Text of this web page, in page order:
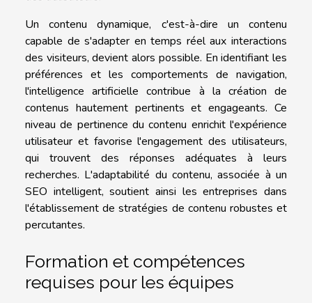
Un contenu dynamique, c'est-à-dire un contenu
capable de s'adapter en temps réel aux interactions
des visiteurs, devient alors possible. En identifiant les
préférences et les comportements de navigation,
l'intelligence artificielle contribue à la création de
contenus hautement pertinents et engageants. Ce
niveau de pertinence du contenu enrichit l'expérience
utilisateur et favorise l'engagement des utilisateurs,
qui trouvent des réponses adéquates à leurs
recherches. L'adaptabilité du contenu, associée à un
SEO intelligent, soutient ainsi les entreprises dans
l'établissement de stratégies de contenu robustes et
percutantes.
Formation et compétences
requises pour les équipes